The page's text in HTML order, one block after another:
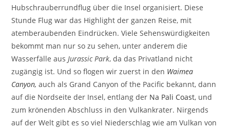
Hubschrauberrundflug über die Insel organisiert. Diese
Stunde Flug war das Highlight der ganzen Reise, mit
atemberaubenden Eindrücken. Viele Sehenswürdigkeiten
bekommt man nur so zu sehen, unter anderem die
Wasserfälle ausJurassic Park, da das Privatland nicht
zugängig ist. Und so flogen wir zuerst in den Waimea
Canyon, auch als Grand Canyon of the Pacific bekannt, dann
auf die Nordseite der Insel, entlang der Na Pali Coast, und
zum krönenden Abschluss in den Vulkankrater. Nirgends
auf der Welt gibt es so viel Niederschlag wie am Vulkan von